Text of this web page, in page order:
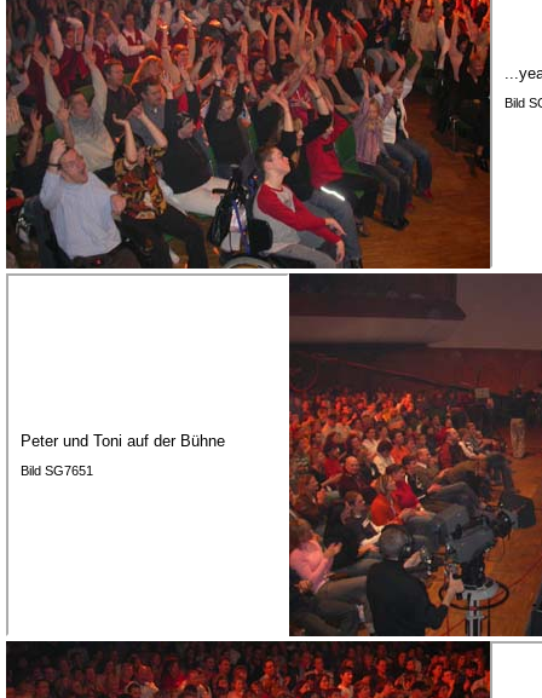
Bild
Peter und Toni auf der Bühne
Bild SG7651